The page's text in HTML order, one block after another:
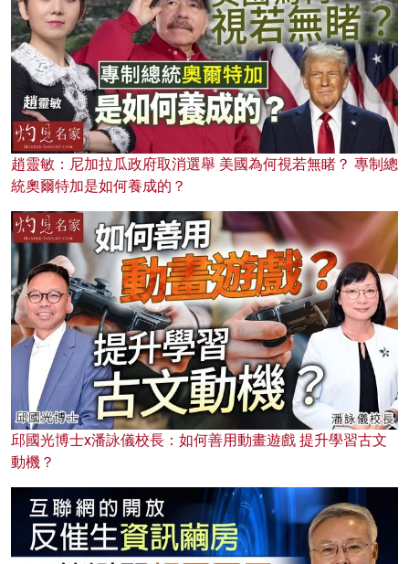
趙靈敏：尼加拉瓜政府取消選舉 美國為何視若無睹？ 專制總
統奧爾特加是如何養成的？
邱國光博士x潘詠儀校長：如何善用動畫遊戲 提升學習古文
動機？